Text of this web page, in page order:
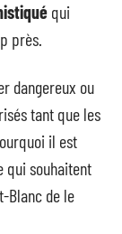
qui
près.
dangereux ou
tant que les
il est
qui souhaitent
Blanc de le